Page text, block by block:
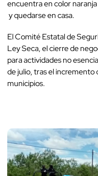
encuentra en color
y quedarse en casa.
El Comité Estatal de
Ley Seca, el cierre de
para actividades no
de julio, tras el incremento
municipios.